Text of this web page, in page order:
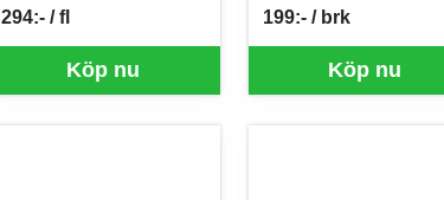
Köp nu
294:- / fl
SEK per FL
Köp nu
199:- / brk
SEK per BRK